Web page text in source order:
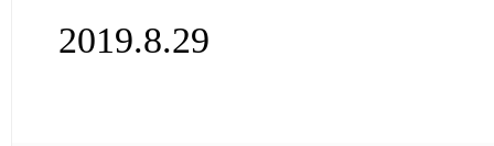
2019.8.29